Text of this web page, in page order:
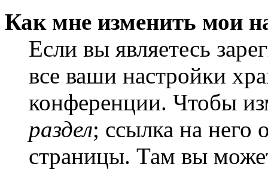
Как мне изменить мои
Если вы являетесь
все ваши настройки
конференции. Чтобы
раздел; ссылка на него
страницы. Там вы